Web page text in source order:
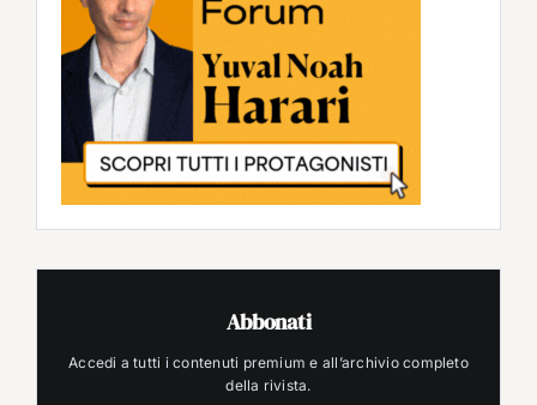
Abbonati
Accedi a tutti i contenuti premium e all’archivio completo
della rivista.